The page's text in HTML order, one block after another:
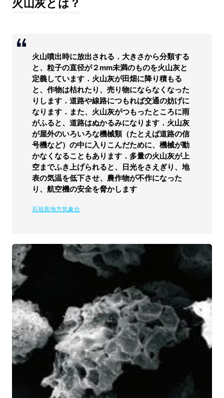
火山灰とは？
火山噴出時に放出される．大きさから分類する
と、粒子の直径が２mm未満のものを火山灰と
定義しています．火山灰が田畑に降り積もる
と、作物は枯れたり、売り物にならなくなった
りします．道路や線路につもれば交通の妨げに
なります．また、火山灰がつもったところに雨
がふると、道路はぬかるみになります．火山灰
が屋外のいろいろな機械類（たとえば道路の信
号機など）の中に入りこんだために、機械が動
かなくなることもあります．多量の火山灰が上
空までふき上げられると、日光をさえぎり、地
表の気温を低下させ、農作物が不作になった
り、航空機の安全を脅かします
石垣島地方気象台